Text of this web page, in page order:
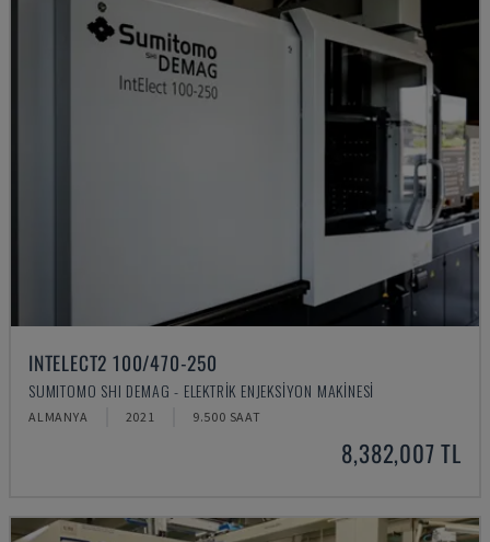
INTELECT2 100/470-250
SUMITOMO SHI DEMAG - ELEKTRIK ENJEKSIYON MAKINESI
ALMANYA 2021 9.500 SAAT
8,382,007 TL